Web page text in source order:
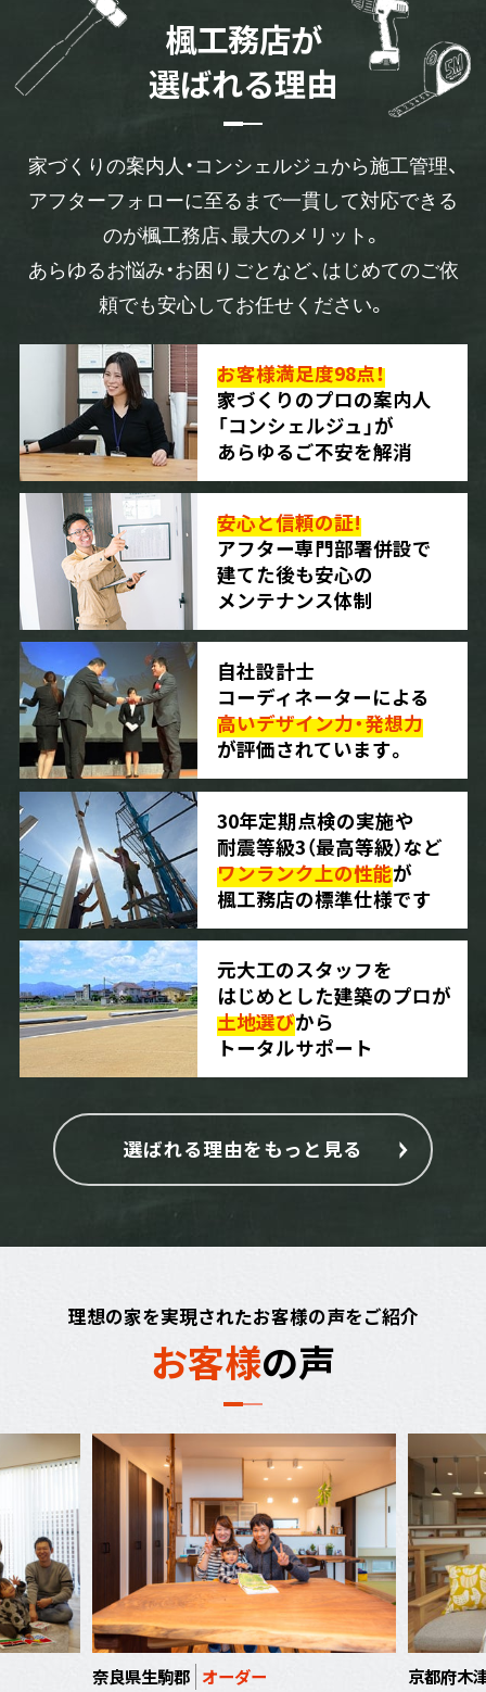
楓工務店が
選ばれる理由
家づくりの案内人・コンシェルジュから施工管理、
アフターフォローに至るまで一貫して対応できる
のが楓工務店、最大のメリット。
あらゆるお悩み・お困りごとなど、はじめてのご依
頼でも安心してお任せください。
お客様満足度98点！
家づくりのプロの案内人
「コンシェルジュ」が
あらゆるご不安を解消
安心と信頼の証!
アフター専門部署併設で
建てた後も安心の
メンテナンス体制
自社設計士
コーディネーターによる
高いデザイン力・発想力
が評価されています。
30年定期点検の実施や
耐震等級3（最高等級）など
ワンランク上の性能が
楓工務店の標準仕様です
元大工のスタッフを
はじめとした建築のプロが
土地選びから
トータルサポート
選ばれる理由をもっと見る
理想の家を実現されたお客様の声をご紹介
お客様の声
奈良県生駒郡 オーダー 京都府木